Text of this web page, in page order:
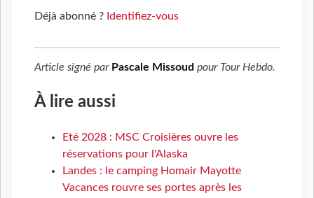
Déjà abonné ? Identifiez-vous
Article signé par Pascale Missoud pour Tour Hebdo.
À lire aussi
Eté 2028 : MSC Croisières ouvre les
réservations pour l'Alaska
Landes : le camping Homair Mayotte
Vacances rouvre ses portes après les